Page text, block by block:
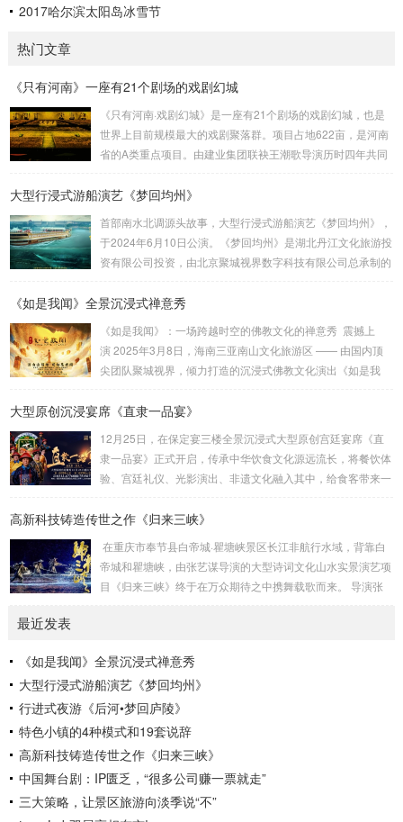
2017哈尔滨太阳岛冰雪节
热门文章
《只有河南》一座有21个剧场的戏剧幻城
《只有河南·戏剧幻城》是一座有21个剧场的戏剧幻城，也是
世界上目前规模最大的戏剧聚落群。项目占地622亩，是河南
省的A类重点项目。由建业集团联袂王潮歌导演历时四年共同
——“只有”系列的扛鼎之作。作为一部以厚重的中原文化为题
述河南故事。王潮歌导演用棋盘的格局把土地方格化、戏剧
化，将数个剧场聚落群粘合在一起，为世界打造了一个戏剧王
国。聚城视界深度参与了该项目，负责了幻...
大型行浸式游船演艺《梦回均州》
首部南水北调源头故事，大型行浸式游船演艺《梦回均州》，
于2024年6月10日公演。《梦回均州》是湖北丹江文化旅游投
资有限公司投资，由北京聚城视界数字科技有限公司总承制的
团队：刘峰 杨佳佳 作品聚城视界 总制作总 设 计：刘峰总 导
明技术总监：崔法明舞蹈编导：吴琼 李静作曲音乐：方浚豪
舞美设计：李劼鹏主题包装：王雍舞美工程：大连金沅装...
《如是我闻》全景沉浸式禅意秀
《如是我闻》：一场跨越时空的佛教文化的禅意秀 震撼上
演 2025年3月8日，海南三亚南山文化旅游区 —— 由国内顶
尖团队聚城视界，倾力打造的沉浸式佛教文化演出《如是我
作品，通过创新的舞台设计、先进的科技手段和深刻的文化内
教哲理与现代科技深度融合的沉浸式演出，全景沉浸式禅意秀
《如是我闻》不仅是一场视觉与听觉的盛宴，更是一次对生
命、...
大型原创沉浸宴席《直隶一品宴》
12月25日，在保定宴三楼全景沉浸式大型原创宫廷宴席《直
隶一品宴》正式开启，传承中华饮食文化源远流长，将餐饮体
验、宫廷礼仪、光影演出、非遗文化融入其中，给食客带来一
官府菜第六代传承人，保定宴董事长梁连起先生致力于官府菜
餐一饭精雕细琢尽显匠心传承，将非遗美食与原创戏剧以宴席
的形式呈现在大众面前，让客人审视特定时代的文化遗存，感
受直隶文化的独特魅力。《直隶一品宴》讲述直隶官...
高新科技铸造传世之作《归来三峡》
在重庆市奉节县白帝城·瞿塘峡景区长江非航行水域，背靠白
帝城和瞿塘峡，由张艺谋导演的大型诗词文化山水实景演艺项
目《归来三峡》终于在万众期待之中携舞载歌而来。 导演张
咽喉，吴楚万里之襟带”，是一座拥有2300多年灿烂文明的“中
华诗城”。作为重庆市文旅“三峡牌”的主战场和最前线，《归来
三峡...
最近发表
《如是我闻》全景沉浸式禅意秀
大型行浸式游船演艺《梦回均州》
行进式夜游《后河•梦回庐陵》
特色小镇的4种模式和19套说辞
高新科技铸造传世之作《归来三峡》
中国舞台剧：IP匮乏，“很多公司赚一票就走”
三大策略，让景区旅游向淡季说“不”